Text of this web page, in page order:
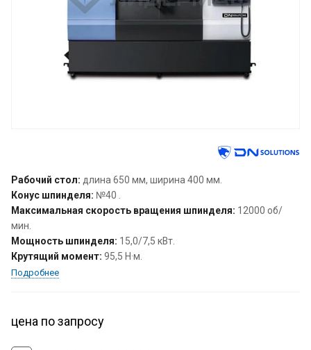
Рабочий стол: длина 650 мм, ширина 400 мм.
Конус шпинделя: №40 .
Максимальная скорость вращения шпинделя: 12000 об/
мин.
Мощность шпинделя: 15,0/7,5 кВт.
Крутящий момент: 95,5 Н·м.
Подробнее
цена по запросу